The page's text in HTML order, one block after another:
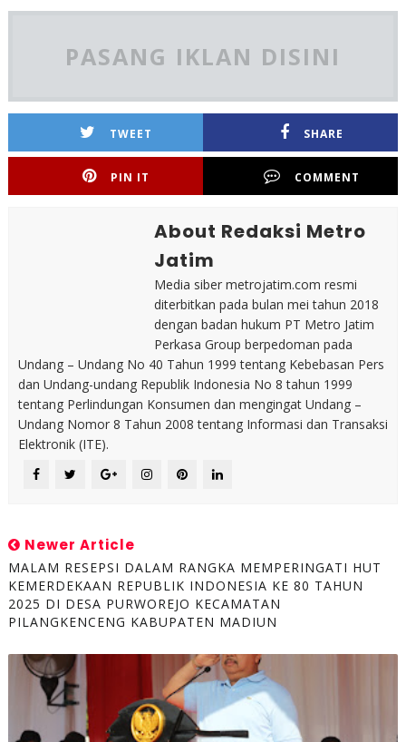
PASANG IKLAN DISINI
TWEET SHARE
PIN IT COMMENT
About Redaksi Metro
Jatim
Media siber metrojatim.com resmi
diterbitkan pada bulan mei tahun 2018
dengan badan hukum PT Metro Jatim
Perkasa Group berpedoman pada
Undang – Undang No 40 Tahun 1999 tentang Kebebasan Pers
dan Undang-undang Republik Indonesia No 8 tahun 1999
tentang Perlindungan Konsumen dan mengingat Undang –
Undang Nomor 8 Tahun 2008 tentang Informasi dan Transaksi
Elektronik (ITE).
Newer Article
MALAM RESEPSI DALAM RANGKA MEMPERINGATI HUT
KEMERDEKAAN REPUBLIK INDONESIA KE 80 TAHUN
2025 DI DESA PURWOREJO KECAMATAN
PILANGKENCENG KABUPATEN MADIUN